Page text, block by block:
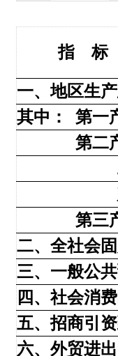
一、地区生产
其中： 第一产业
第二产业
工
建筑
第三产
二、全社会固定
三、一般公共
四、社会消费
五、招商引资
六、外贸进出
七、城镇居民
收入
八、农村居民
收入